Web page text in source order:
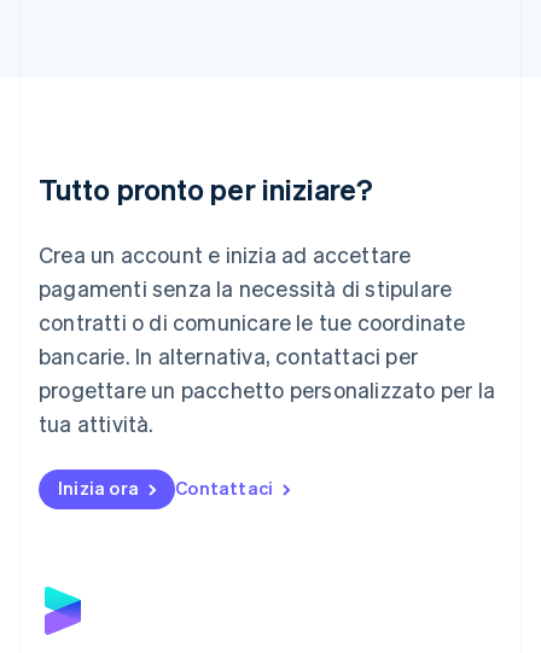
Tutto pronto per iniziare?
Crea un account e inizia ad accettare
pagamenti senza la necessità di stipulare
contratti o di comunicare le tue coordinate
bancarie. In alternativa, contattaci per
progettare un pacchetto personalizzato per la
tua attività.
Inizia ora Contattaci
Lituania
Lussemburgo
Deutsch English
Malaysia
English 简体中文
Malta
Messico
EspañolEnglish
English
Nuova Zelanda
Polonia
English